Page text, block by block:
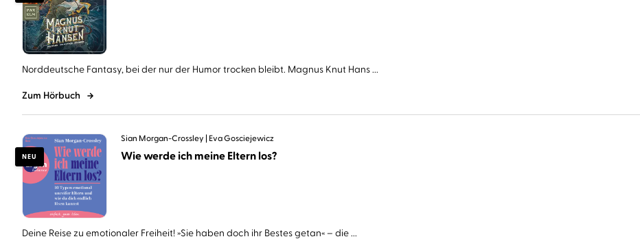
Norddeutsche Fantasy, bei der nur der Humor trocken bleibt. Magnus Knut Hans ...
Zum Hörbuch
NEU
Sian Morgan-Crossley Eva Gosciejewicz
Wie werde ich meine Eltern los?
Deine Reise zu emotionaler Freiheit! »Sie haben doch ihr Bestes getan« – die ...